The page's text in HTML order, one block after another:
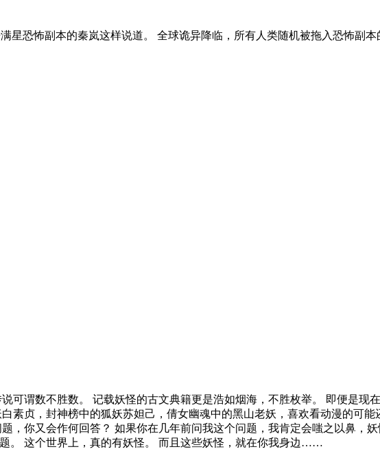
星恐怖副本的秦岚这样说道。 全球诡异降临，所有人类随机被拖入恐怖副
可谓数不胜数。 记载妖怪的古文典籍更是浩如烟海，不胜枚举。 即便是现
素贞，封神榜中的狐妖苏妲己，倩女幽魂中的黑山老妖，喜欢看动漫的可
，你又会作何回答？ 如果你在几年前问我这个问题，我肯定会嗤之以鼻，
。 这个世界上，真的有妖怪。 而且这些妖怪，就在你我身边……